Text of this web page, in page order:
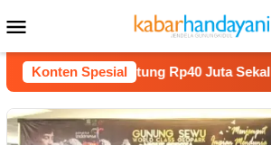
ke
kontenMobile
Konten Spesial
Melon Untung Rp40 Juta Sekali Panen